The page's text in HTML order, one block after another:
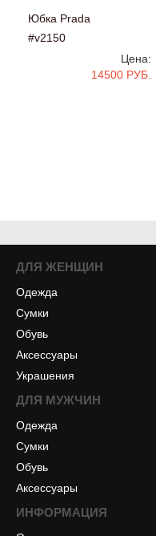
Юбка Prada
#v2150
Цена:
14500 РУБ.
ДЛЯ ЖЕНЩИН
Одежда
Сумки
Обувь
Аксессуары
Украшения
ДЛЯ МУЖЧИН
Одежда
Сумки
Обувь
Аксессуары
ИНФОРМАЦИЯ